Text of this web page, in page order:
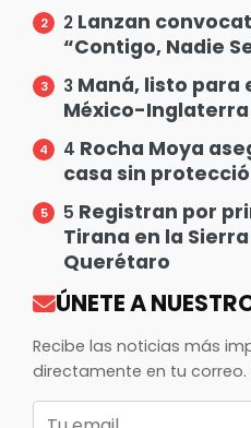
2 Lanzan
“Contigo, Nadie
3 Maná, listo para
México-Inglaterra
4 Rocha Moya
casa sin
5 Registran por
Tirana en la
Querétaro
ÚNETE A
Recibe las noticias más
directamente en tu correo.
Correo electrónico